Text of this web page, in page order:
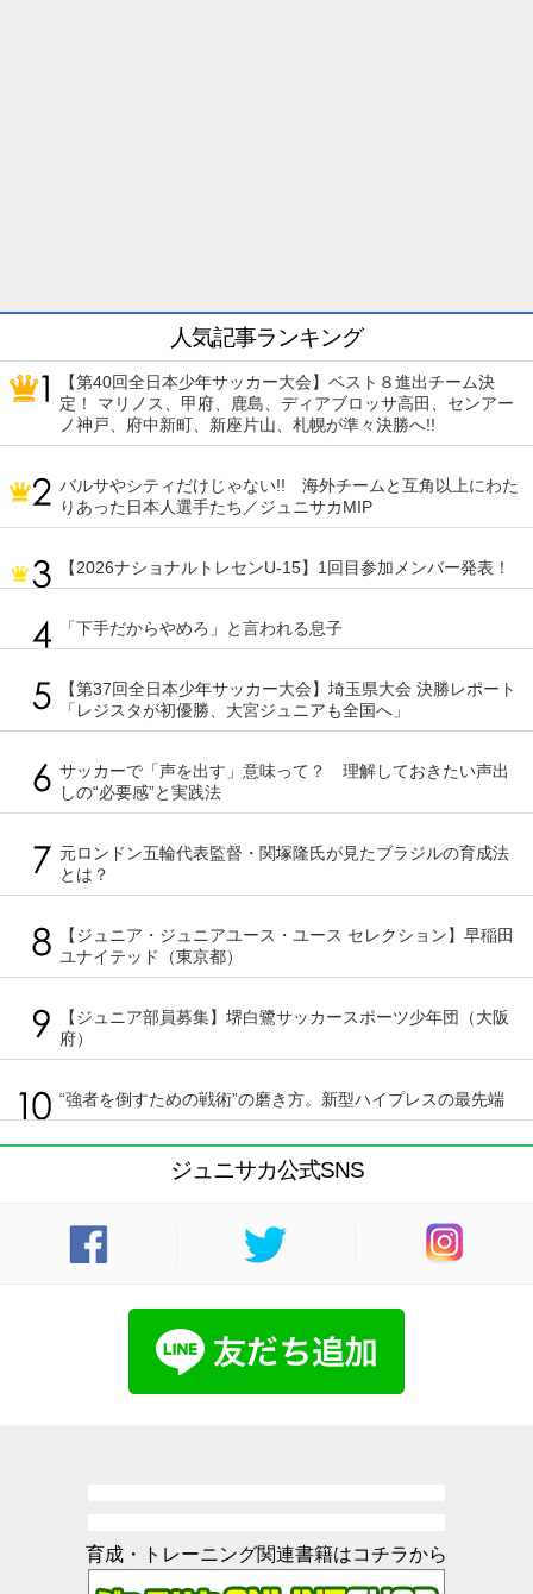
人気記事ランキング
【第40回全日本少年サッカー大会】ベスト８進出チーム決
定！ マリノス、甲府、鹿島、ディアブロッサ高田、センアー
ノ神戸、府中新町、新座片山、札幌が準々決勝へ!!
バルサやシティだけじゃない!! 海外チームと互角以上にわた
りあった日本人選手たち／ジュニサカMIP
【2026ナショナルトレセンU-15】1回目参加メンバー発表！
「下手だからやめろ」と言われる息子
【第37回全日本少年サッカー大会】埼玉県大会 決勝レポート
「レジスタが初優勝、大宮ジュニアも全国へ」
サッカーで「声を出す」意味って？ 理解しておきたい声出
しの“必要感”と実践法
元ロンドン五輪代表監督・関塚隆氏が見たブラジルの育成法
とは？
【ジュニア・ジュニアユース・ユース セレクション】早稲田
ユナイテッド（東京都）
【ジュニア部員募集】堺白鷺サッカースポーツ少年団（大阪
府）
“強者を倒すための戦術”の磨き方。新型ハイプレスの最先端
ジュニサカ公式SNS
育成・トレーニング関連書籍はコチラから